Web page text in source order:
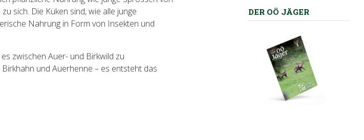
sich. Die Küken sind, wie alle junge
Nahrung in Form von Insekten und
zwischen Auer- und Birkwild zu
und Auerhenne – es entsteht das
DER OÖ JÄGER